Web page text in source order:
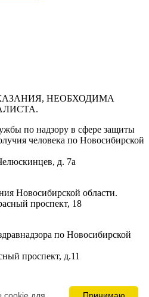
НЕОБХОДИМА
по надзору в сфере защиты
человека по Новосибирской
д. 7а
Новосибирской области.
проспект, 18
по Новосибирской
проспект, д.11